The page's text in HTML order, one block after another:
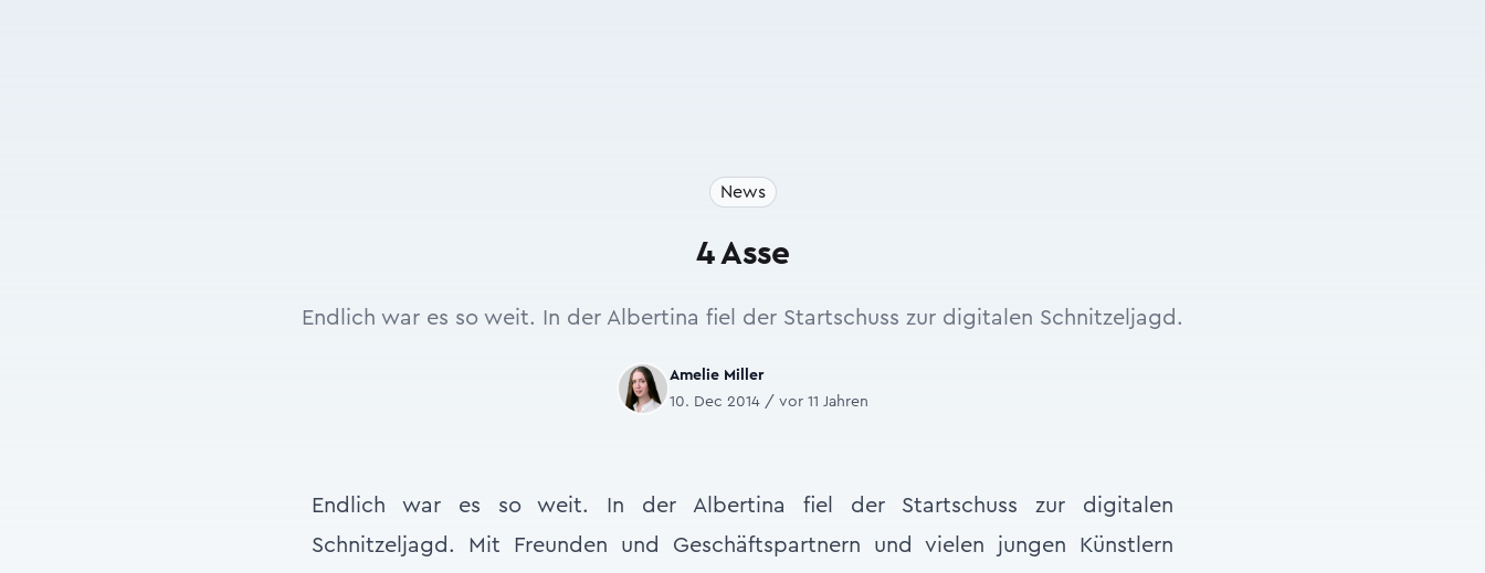
News
4 Asse
Endlich war es so weit. In der Albertina fiel der Startschuss zur digitalen Schnitzeljagd.
Amelie Miller
10. Dec 2014 / vor 11 Jahren
Endlich war es so weit. In der Albertina fiel der Startschuss zur digitalen
Schnitzeljagd. Mit Freunden und Geschäftspartnern und vielen jungen Künstlern